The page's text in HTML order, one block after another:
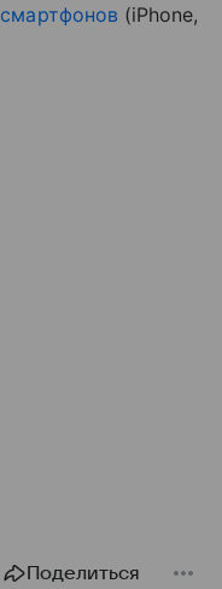
смартфонов (iPhone,
Поделиться